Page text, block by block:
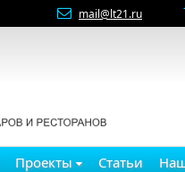
mail@lt21.ru
Проекты Статьи